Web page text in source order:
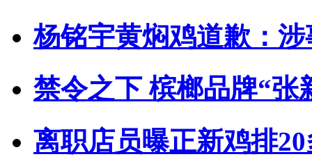
杨铭宇黄焖鸡道歉：
禁令之下 槟榔品牌“张
离职店员曝正新鸡排